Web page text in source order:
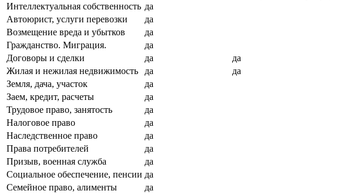
Интеллектуальная собственность да
Автоюрист, услуги перевозки
да
Возмещение вреда и убытков
да
Гражданство. Миграция.
да
Договоры и сделки
да
да
Жилая и нежилая недвижимость
да
да
Земля, дача, участок
да
Заем, кредит, расчеты
да
Трудовое право, занятость
да
Налоговое право
да
Наследственное право
да
Права потребителей
да
Призыв, военная служба
да
Социальное обеспечение, пенсии да
Семейное право, алименты
да